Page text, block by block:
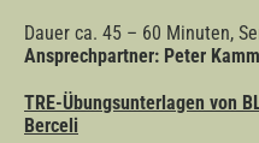
Dauer ca. 45 – 60 Minuten,
Ansprechpartner: Peter
TRE-Übungsunterlagen von
Berceli